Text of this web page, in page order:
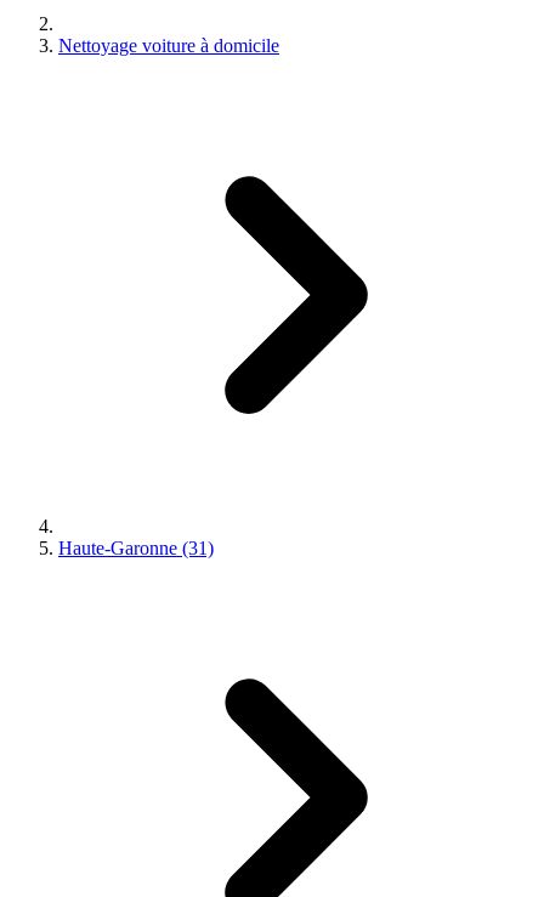
Nettoyage voiture à domicile
Haute-Garonne (31)